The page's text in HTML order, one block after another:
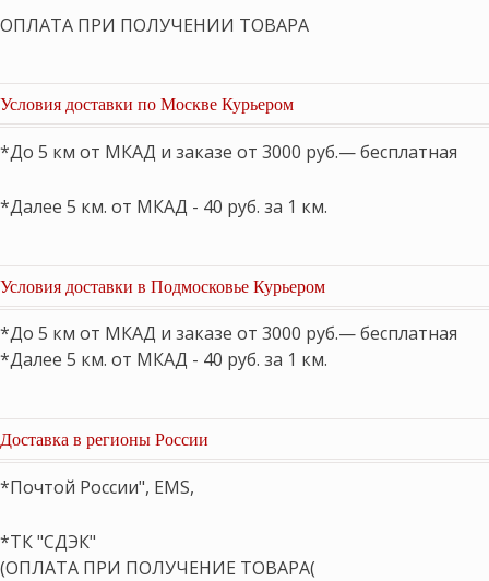
ОПЛАТА ПРИ ПОЛУЧЕНИИ ТОВАРА
Условия доставки по Москве Курьером
*До 5 км от МКАД и заказе от 3000 руб.— бесплатная
*Далее 5 км. от МКАД - 40 руб. за 1 км.
Условия доставки в Подмосковье Курьером
*До 5 км от МКАД и заказе от 3000 руб.— бесплатная
*Далее 5 км. от МКАД - 40 руб. за 1 км.
Доставка в регионы России
*Почтой России", EMS,
*ТК "СДЭК"
(ОПЛАТА ПРИ ПОЛУЧЕНИЕ ТОВАРА(